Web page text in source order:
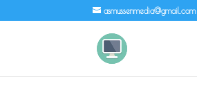
asmussenmedia@gmail.com